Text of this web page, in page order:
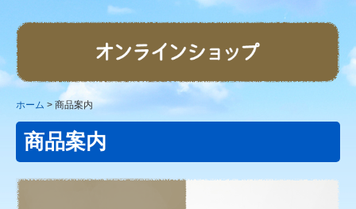
取扱店舗紹介
直売所・アクセス
会社情報
お問い合わせ
ホーム 商品案内
商品案内